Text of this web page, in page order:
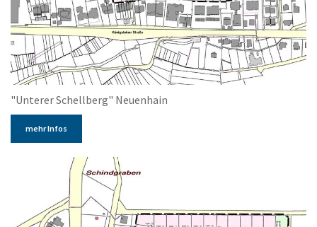
"Unterer Schellberg" Neuenhain
mehr Infos